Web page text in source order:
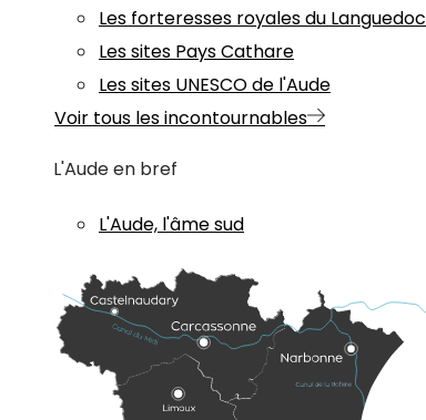
Les forteresses royales du Languedoc
Les sites Pays Cathare
Les sites UNESCO de l'Aude
Voir tous les incontournables
L'Aude en bref
L'Aude, l'âme sud